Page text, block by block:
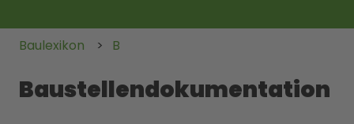
Baulexikon B
Baustellendokumentation